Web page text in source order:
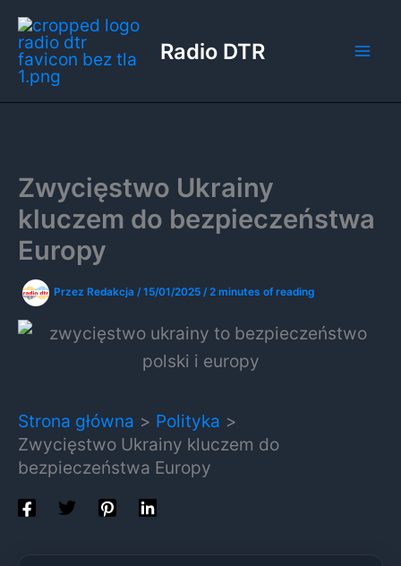
Przejdź
do
treści
Radio DTR
Zwycięstwo Ukrainy
kluczem do bezpieczeństwa
Europy
Przez Redakcja /15/01/2025 /2 minutes of reading
Strona główna
Polityka
Zwycięstwo Ukrainy kluczem do
bezpieczeństwa Europy